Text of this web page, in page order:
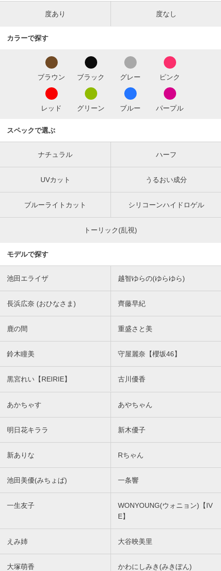
度あり 度なし
カラーで探す
ブラウン ブラック グレー ピンク
レッド グリーン ブルー パープル
スペックで選ぶ
ナチュラル ハーフ
UVカット うるおい成分
ブルーライトカット シリコーンハイドロゲル
トーリック(乱視)
モデルで探す
池田エライザ 越智ゆらの(ゆらゆら)
長浜広奈 (おひなさま) 齊藤早紀
鹿の間 重盛さと美
鈴木瞳美 守屋麗奈【櫻坂46】
黒宮れい【REIRIE】 古川優香
あかちゃす あやちゃん
明日花キララ 新木優子
新ありな Rちゃん
池田美優(みちょぱ) 一条響
一生友子
WONYOUNG(ウォニョン)【IV
E】
えみ姉 大谷映美里
大塚萌香 かわにしみき(みきぽん)